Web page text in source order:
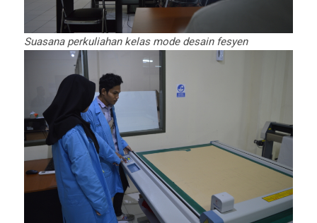
Suasana perkuliahan kelas mode desain fesyen